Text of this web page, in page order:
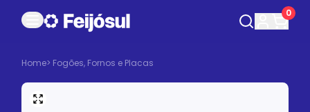
0
Home> Fogões, Fornos e Placas